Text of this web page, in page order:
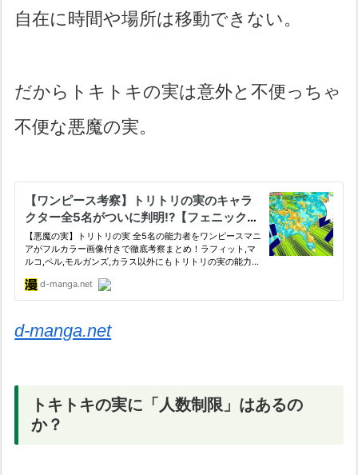
自在に時間や場所は移動できない。
だからトキトキの実は意外と不便っちゃ
不便な悪魔の実。
d-manga.net
トキトキの実に「人数制限」はあるの
か？